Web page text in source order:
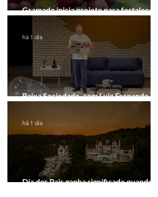
Gramado inicia projeto para fortalecer a
Rota do Vinho
Baixa Sociedade, com Luiz Fernando
Guimarães, chega a Novo Hamburgo
há 1 dia
Dia dos Pais ganha significado quando o
há 1 dia